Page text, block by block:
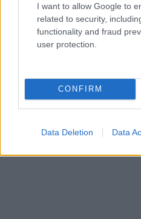
I want to allow Google to
related to security,
functionality and fraud
user protection.
CONFIRM
Data Deletion Data